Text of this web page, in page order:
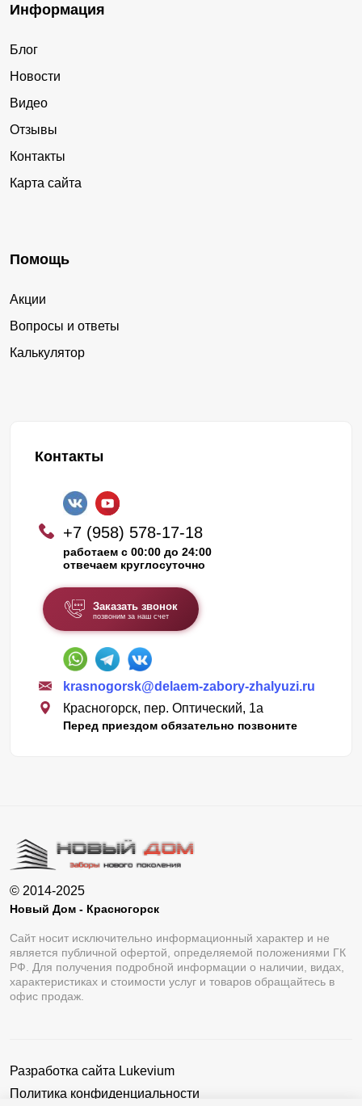
Информация
Блог
Новости
Видео
Отзывы
Контакты
Карта сайта
Помощь
Акции
Вопросы и ответы
Калькулятор
Контакты
+7 (958) 578-17-18
работаем с 00:00 до 24:00
отвечаем круглосуточно
Заказать звонок
позвоним за наш счет
krasnogorsk@delaem-zabory-zhalyuzi.ru
Красногорск, пер. Оптический, 1а
Перед приездом обязательно позвоните
© 2014-2025
Новый Дом - Красногорск
Сайт носит исключительно информационный характер и не
является публичной офертой, определяемой положениями ГК
РФ. Для получения подробной информации о наличии, видах,
характеристиках и стоимости услуг и товаров обращайтесь в
офис продаж.
Разработка сайта Lukevium
Политика конфиденциальности